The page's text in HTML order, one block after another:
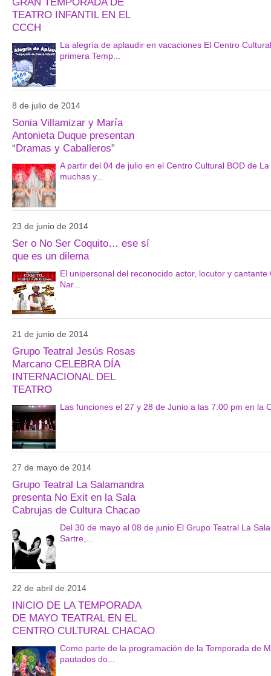
TEATRO INFANTIL EN EL
CCCH
La alegría de aplaudir en vacaciones El Centro
primera Temp...
8 de julio de 2014
Sonia Villamizar y María
Antonieta Duque presentan
“Dramas y Caballeros”
A partir del 04 de julio en el Centro Cultural BOD de
muchas y...
23 de junio de 2014
Ser o No Ser Coquito… ese sí
que es un dilema
El unipersonal del reconocido actor, locutor y
Nar...
21 de junio de 2014
Grupo Teatral Jesús Rosas
Marcano CELEBRA DÍA
INTERNACIONAL DEL
TEATRO
Las funciones el 27 y 28 de Junio a las 7:00 pm en la
27 de mayo de 2014
Grupo Teatral La Salamandra
presenta No Exit en la Sala
Cabrujas de Cultura Chacao
Del 30 de mayo al 08 de junio El Grupo Teatral La
Sartre,...
22 de abril de 2014
INICIO DE LA TEMPORADA
DE MAYO TEATRAL EN EL
CENTRO CULTURAL CHACAO
Como parte de la programación de la Temporada de
pautados do...